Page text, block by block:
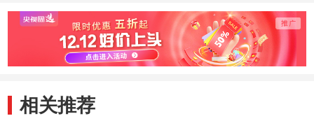
相关推荐